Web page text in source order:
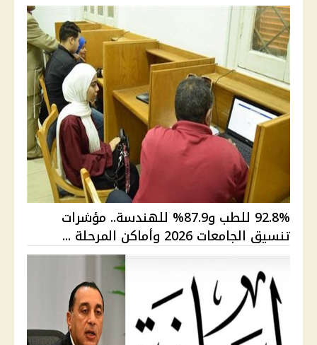
92.8% للطب و87.9% للهندسة.. مؤشرات
تنسيق الجامعات 2026 وأماكن المرحلة ...